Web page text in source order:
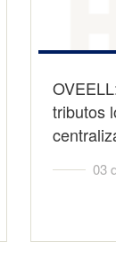
tributos
03